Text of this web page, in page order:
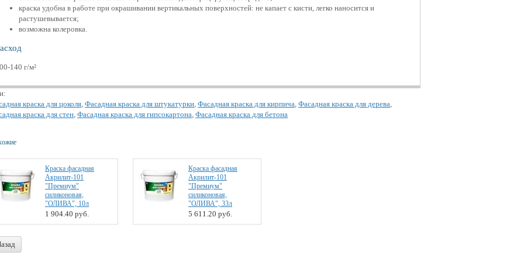
краска удобна в работе при окрашивании вертикальных поверхностей: не капает с кисти, легко наносится и
растушевывается;
возможна колеровка.
140 г/м²
краска для цоколя, Фасадная краска для штукатурки, Фасадная краска для кирпича, Фасадная краска для дерева,
краска для стен, Фасадная краска для гипсокартона, Фасадная краска для бетона
Краска фасадная
Акрилит-101
"Премиум"
силиконовая,
"ОЛИВА", 10л
1 904.40 руб.
Краска фасадная
Акрилит-101
"Премиум"
силиконовая,
"ОЛИВА", 33л
5 611.20 руб.